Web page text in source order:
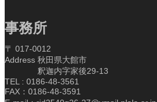
事務所
〒 017-0012
Address 秋田県大館市
釈迦内字家後29-13
TEL : 0186-48-3561
FAX：0186-48-3591